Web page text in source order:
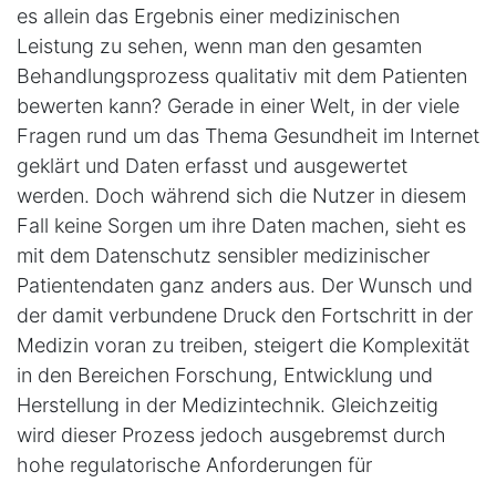
es allein das Ergebnis einer medizinischen
Leistung zu sehen, wenn man den gesamten
Behandlungsprozess qualitativ mit dem Patienten
bewerten kann? Gerade in einer Welt, in der viele
Fragen rund um das Thema Gesundheit im Internet
geklärt und Daten erfasst und ausgewertet
werden. Doch während sich die Nutzer in diesem
Fall keine Sorgen um ihre Daten machen, sieht es
mit dem Datenschutz sensibler medizinischer
Patientendaten ganz anders aus. Der Wunsch und
der damit verbundene Druck den Fortschritt in der
Medizin voran zu treiben, steigert die Komplexität
in den Bereichen Forschung, Entwicklung und
Herstellung in der Medizintechnik. Gleichzeitig
wird dieser Prozess jedoch ausgebremst durch
hohe regulatorische Anforderungen für